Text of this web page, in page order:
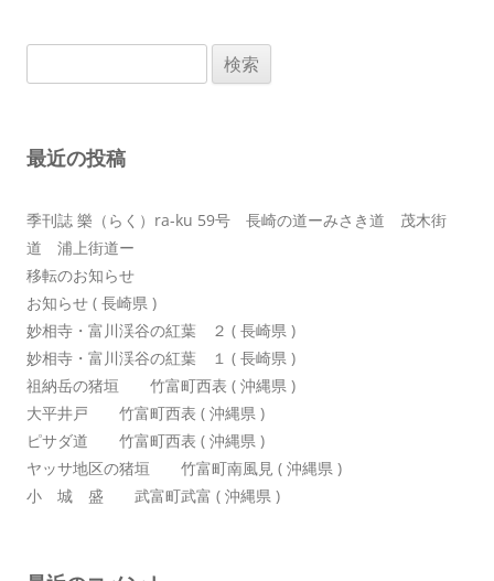
ン
索:
最近の投稿
季刊誌 樂（らく）ra-ku 59号 長崎の道ーみさき道 茂木街
道 浦上街道ー
移転のお知らせ
お知らせ ( 長崎県 )
妙相寺・富川渓谷の紅葉 ２ ( 長崎県 )
妙相寺・富川渓谷の紅葉 １ ( 長崎県 )
祖納岳の猪垣 竹富町西表 ( 沖縄県 )
大平井戸 竹富町西表 ( 沖縄県 )
ピサダ道 竹富町西表 ( 沖縄県 )
ヤッサ地区の猪垣 竹富町南風見 ( 沖縄県 )
小 城 盛 武富町武富 ( 沖縄県 )